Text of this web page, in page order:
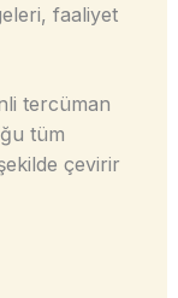
faaliyet
tercüman
tüm
çevirir